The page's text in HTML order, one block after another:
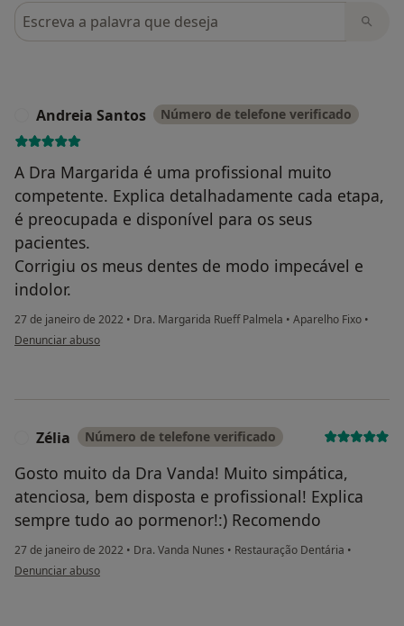
Pesquisar em opiniões
Andreia Santos Número de telefone verificado
A Dra Margarida é uma profissional muito
competente. Explica detalhadamente cada etapa,
é preocupada e disponível para os seus
pacientes.
Corrigiu os meus dentes de modo impecável e
indolor.
27 de janeiro de 2022 • Dra. Margarida Rueff Palmela • Aparelho Fixo •
na opinião do utilizador Andreia Santos
Denunciar abuso
Zélia Número de telefone verificado
Gosto muito da Dra Vanda! Muito simpática,
atenciosa, bem disposta e profissional! Explica
sempre tudo ao pormenor!:) Recomendo
27 de janeiro de 2022 • Dra. Vanda Nunes • Restauração Dentária •
na opinião do utilizador Zélia
Denunciar abuso